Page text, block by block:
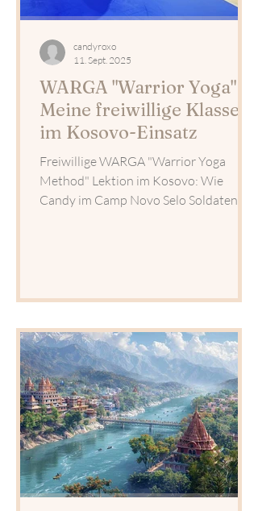
WARGA "Warrior Yoga" –
Meine freiwillige Klasse
im Kosovo-Einsatz
Freiwillige WARGA "Warrior Yoga
Method" Lektion im Kosovo: Wie
Candy im Camp Novo Selo Soldaten
candyroxo
11. Sept. 2025